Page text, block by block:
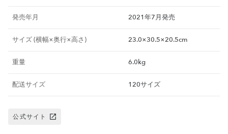
発売年月 2021年7月発売
サイズ (横幅×奥行×高さ) 23.0×30.5×20.5cm
重量 6.0kg
配送サイズ 120サイズ
公式サイト